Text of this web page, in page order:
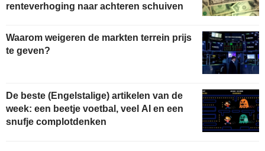
renteverhoging naar achteren schuiven
Waarom weigeren de markten terrein prijs
te geven?
De beste (Engelstalige) artikelen van de
week: een beetje voetbal, veel AI en een
snufje complotdenken